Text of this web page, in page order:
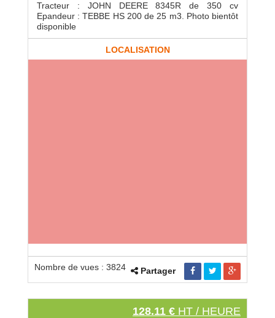
Tracteur : JOHN DEERE 8345R de 350 cv
Epandeur : TEBBE HS 200 de 25 m3. Photo bientôt
disponible
LOCALISATION
Nombre de vues : 3824 Partager
128.11 € HT / HEURE